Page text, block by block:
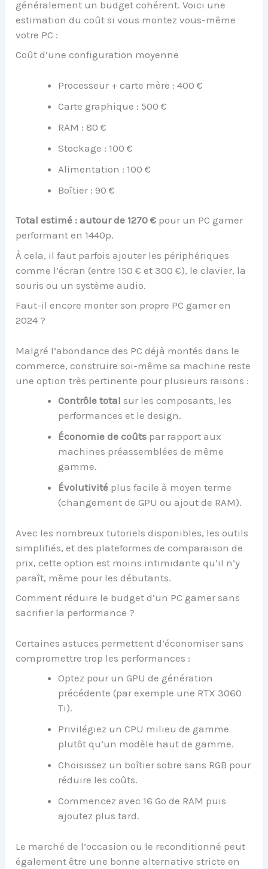
généralement un budget cohérent. Voici une
estimation du coût si vous montez vous-même
votre PC :
Coût d’une configuration moyenne
Processeur + carte mère : 400 €
Carte graphique : 500 €
RAM : 80 €
Stockage : 100 €
Alimentation : 100 €
Boîtier : 90 €
Total estimé : autour de 1270 € pour un PC gamer
performant en 1440p.
À cela, il faut parfois ajouter les périphériques
comme l’écran (entre 150 € et 300 €), le clavier, la
souris ou un système audio.
Faut-il encore monter son propre PC gamer en
2024 ?
Malgré l’abondance des PC déjà montés dans le
commerce, construire soi-même sa machine reste
une option très pertinente pour plusieurs raisons :
Contrôle total sur les composants, les
performances et le design.
Économie de coûts par rapport aux
machines préassemblées de même
gamme.
Évolutivité plus facile à moyen terme
(changement de GPU ou ajout de RAM).
Avec les nombreux tutoriels disponibles, les outils
simplifiés, et des plateformes de comparaison de
prix, cette option est moins intimidante qu’il n’y
paraît, même pour les débutants.
Comment réduire le budget d’un PC gamer sans
sacrifier la performance ?
Certaines astuces permettent d’économiser sans
compromettre trop les performances :
Optez pour un GPU de génération
précédente (par exemple une RTX 3060
Ti).
Privilégiez un CPU milieu de gamme
plutôt qu’un modèle haut de gamme.
Choisissez un boîtier sobre sans RGB pour
réduire les coûts.
Commencez avec 16 Go de RAM puis
ajoutez plus tard.
Le marché de l’occasion ou le reconditionné peut
également être une bonne alternative stricte en